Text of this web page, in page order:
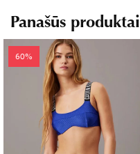
Panašūs produktai
60%